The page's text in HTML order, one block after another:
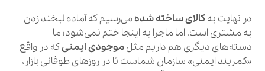
در نهایت بهکالای ساخته شدهمی‌رسیم که آماده لبخند زدن
به مشتری است. اما ماجرا به اینجا ختم نمی‌شود؛ ما
دسته‌های دیگری هم داریم مثلموجودی ایمنیکه در واقع
«کمربند ایمنی» سازمان شماست تا در روزهای طوفانی بازار،